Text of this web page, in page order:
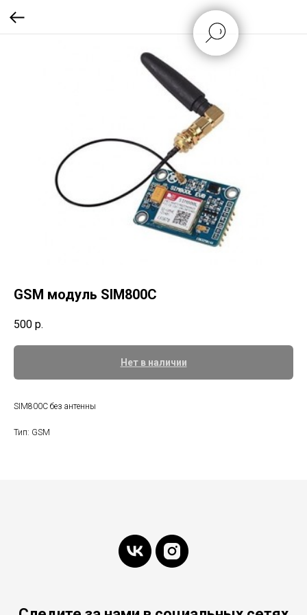
GSM модуль SIM800C
500 р.
Нет в наличии
SIM800C без антенны
Тип: GSM